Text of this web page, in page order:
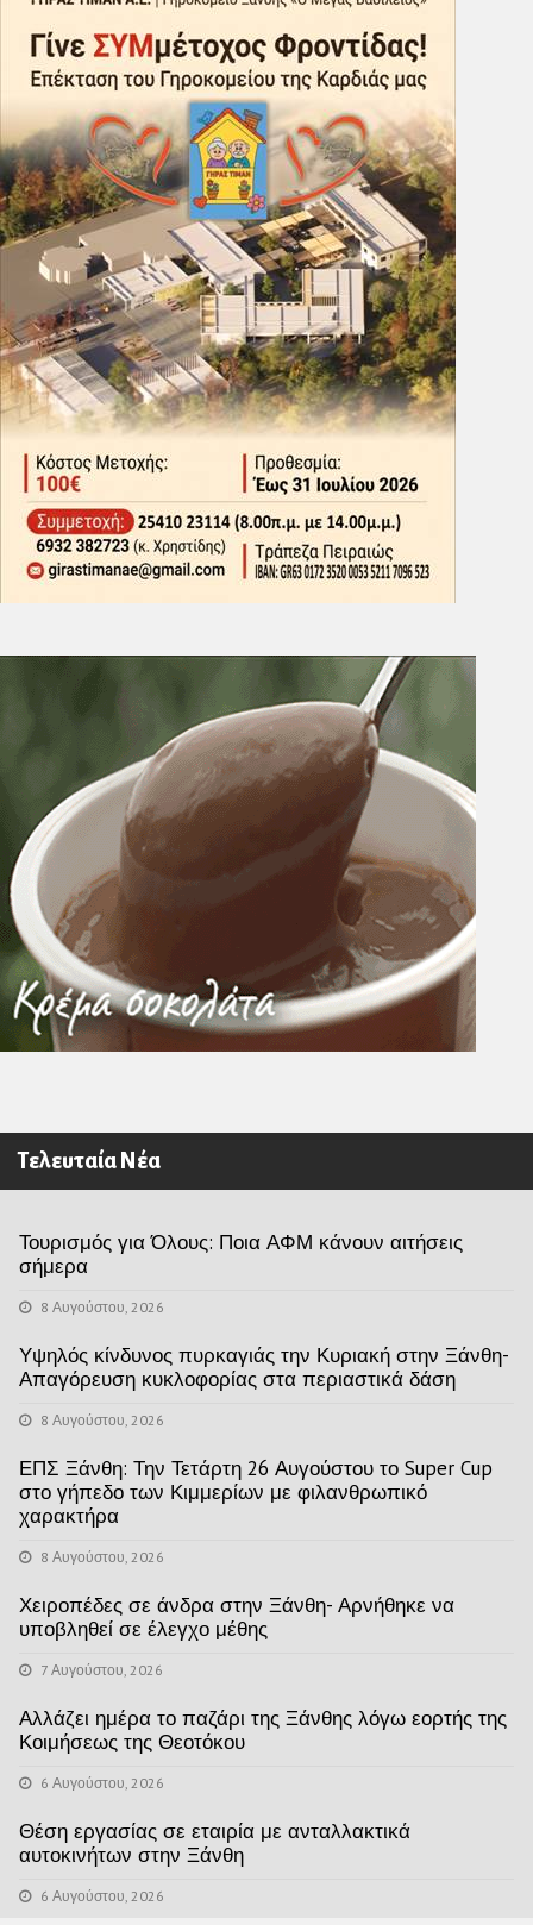
Τελευταία Νέα
Τουρισμός για Όλους: Ποια ΑΦΜ κάνουν αιτήσεις
σήμερα
8 Αυγούστου, 2026
Υψηλός κίνδυνος πυρκαγιάς την Κυριακή στην Ξάνθη-
Απαγόρευση κυκλοφορίας στα περιαστικά δάση
8 Αυγούστου, 2026
ΕΠΣ Ξάνθη: Την Τετάρτη 26 Αυγούστου το Super Cup
στο γήπεδο των Κιμμερίων με φιλανθρωπικό
χαρακτήρα
8 Αυγούστου, 2026
Χειροπέδες σε άνδρα στην Ξάνθη- Αρνήθηκε να
υποβληθεί σε έλεγχο μέθης
7 Αυγούστου, 2026
Αλλάζει ημέρα το παζάρι της Ξάνθης λόγω εορτής της
Κοιμήσεως της Θεοτόκου
6 Αυγούστου, 2026
Θέση εργασίας σε εταιρία με ανταλλακτικά
αυτοκινήτων στην Ξάνθη
6 Αυγούστου, 2026